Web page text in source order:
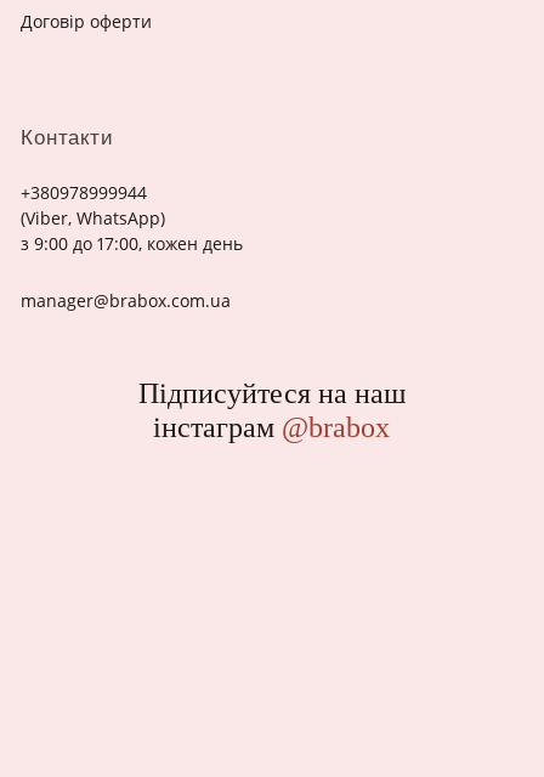
Контакти
+380978999944
(Viber, WhatsApp)
з 9:00 до 17:00, кожен день
manager@brabox.com.ua
Договір оферти
Підписуйтеся на наш
інстаграм @brabox